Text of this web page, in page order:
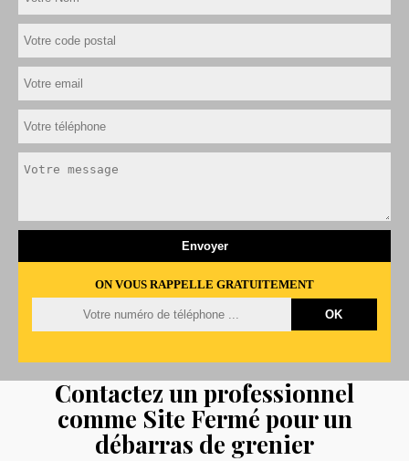
ON VOUS RAPPELLE GRATUITEMENT
Contactez un professionnel
comme Site Fermé pour un
débarras de grenier